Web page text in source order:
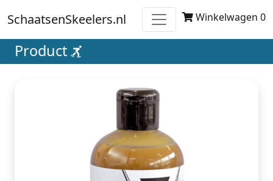
SchaatsenSkeelers.nl Winkelwagen 0
Product